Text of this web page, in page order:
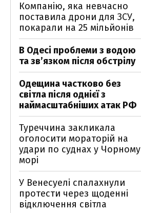
Компанію, яка невчасно
поставила дрони для ЗСУ,
покарали на 25 мільйонів
В Одесі проблеми з водою
та звʼязком після обстрілу
Одещина частково без
світла після однієї з
наймасштабніших атак РФ
Туреччина закликала
оголосити мораторій на
удари по суднах у Чорному
морі
У Венесуелі спалахнули
протести через щоденні
відключення світла